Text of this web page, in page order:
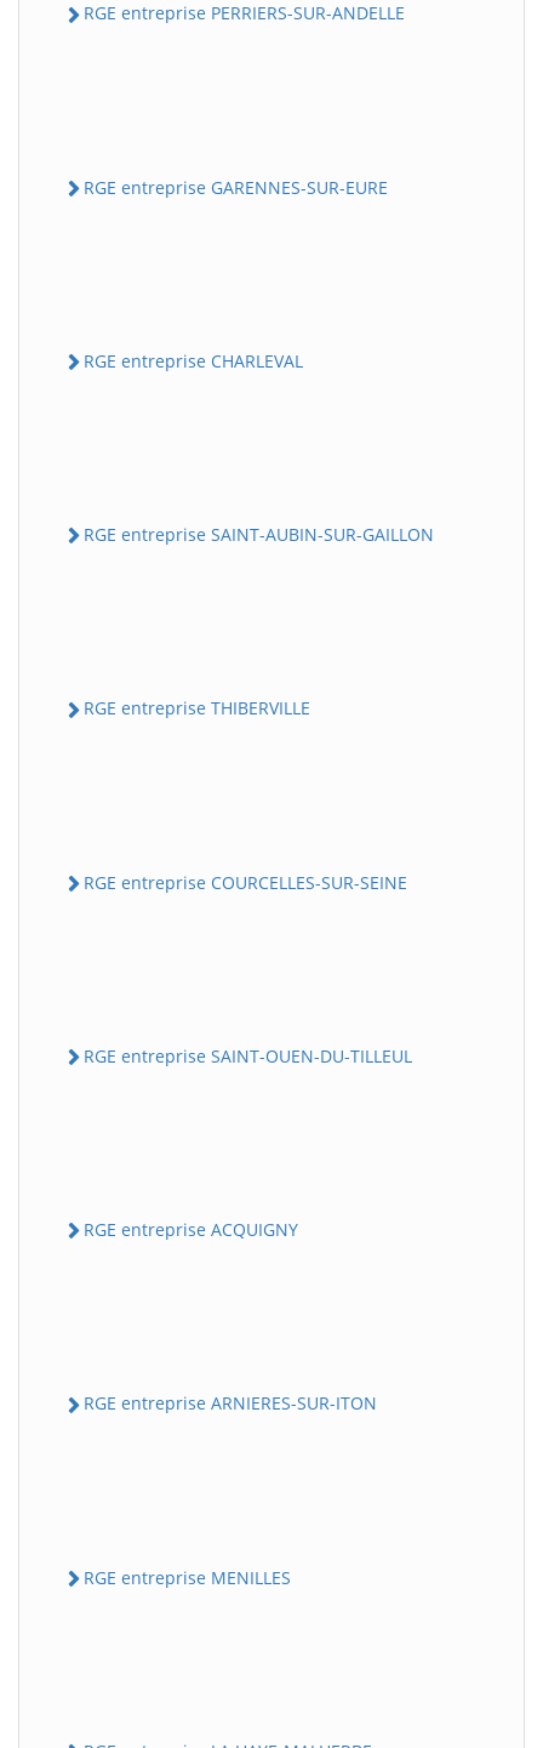
RGE entreprise PERRIERS-SUR-ANDELLE
RGE entreprise GARENNES-SUR-EURE
RGE entreprise CHARLEVAL
RGE entreprise SAINT-AUBIN-SUR-GAILLON
RGE entreprise THIBERVILLE
RGE entreprise COURCELLES-SUR-SEINE
RGE entreprise SAINT-OUEN-DU-TILLEUL
RGE entreprise ACQUIGNY
RGE entreprise ARNIERES-SUR-ITON
RGE entreprise MENILLES